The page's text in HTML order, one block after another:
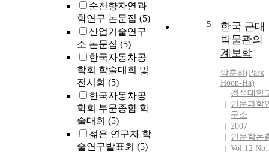
순천향자연과
학연구 논문집 (5)
산업기술연구
소 논문집 (5)
한국자동차공
학회 학술대회 및
전시회 (5)
한국자동차공
학회 부문종합 학
술대회 (5)
젊은 연구자 학
술연구발표회 (5)
5
한국 근대
박물관의
계보학
박훈하(Park
Hoon-Ha)
경성대학
인문과학
구소
2007
인문학논
Vol.12